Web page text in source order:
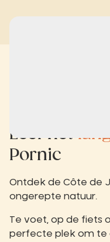
Leef het
Pornic
Ontdek de Côte de
ongerepte natuur.
Te voet, op de fiets
perfecte plek om te